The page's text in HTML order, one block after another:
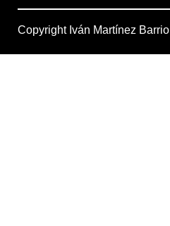
Copyright Iván Martínez Barrio